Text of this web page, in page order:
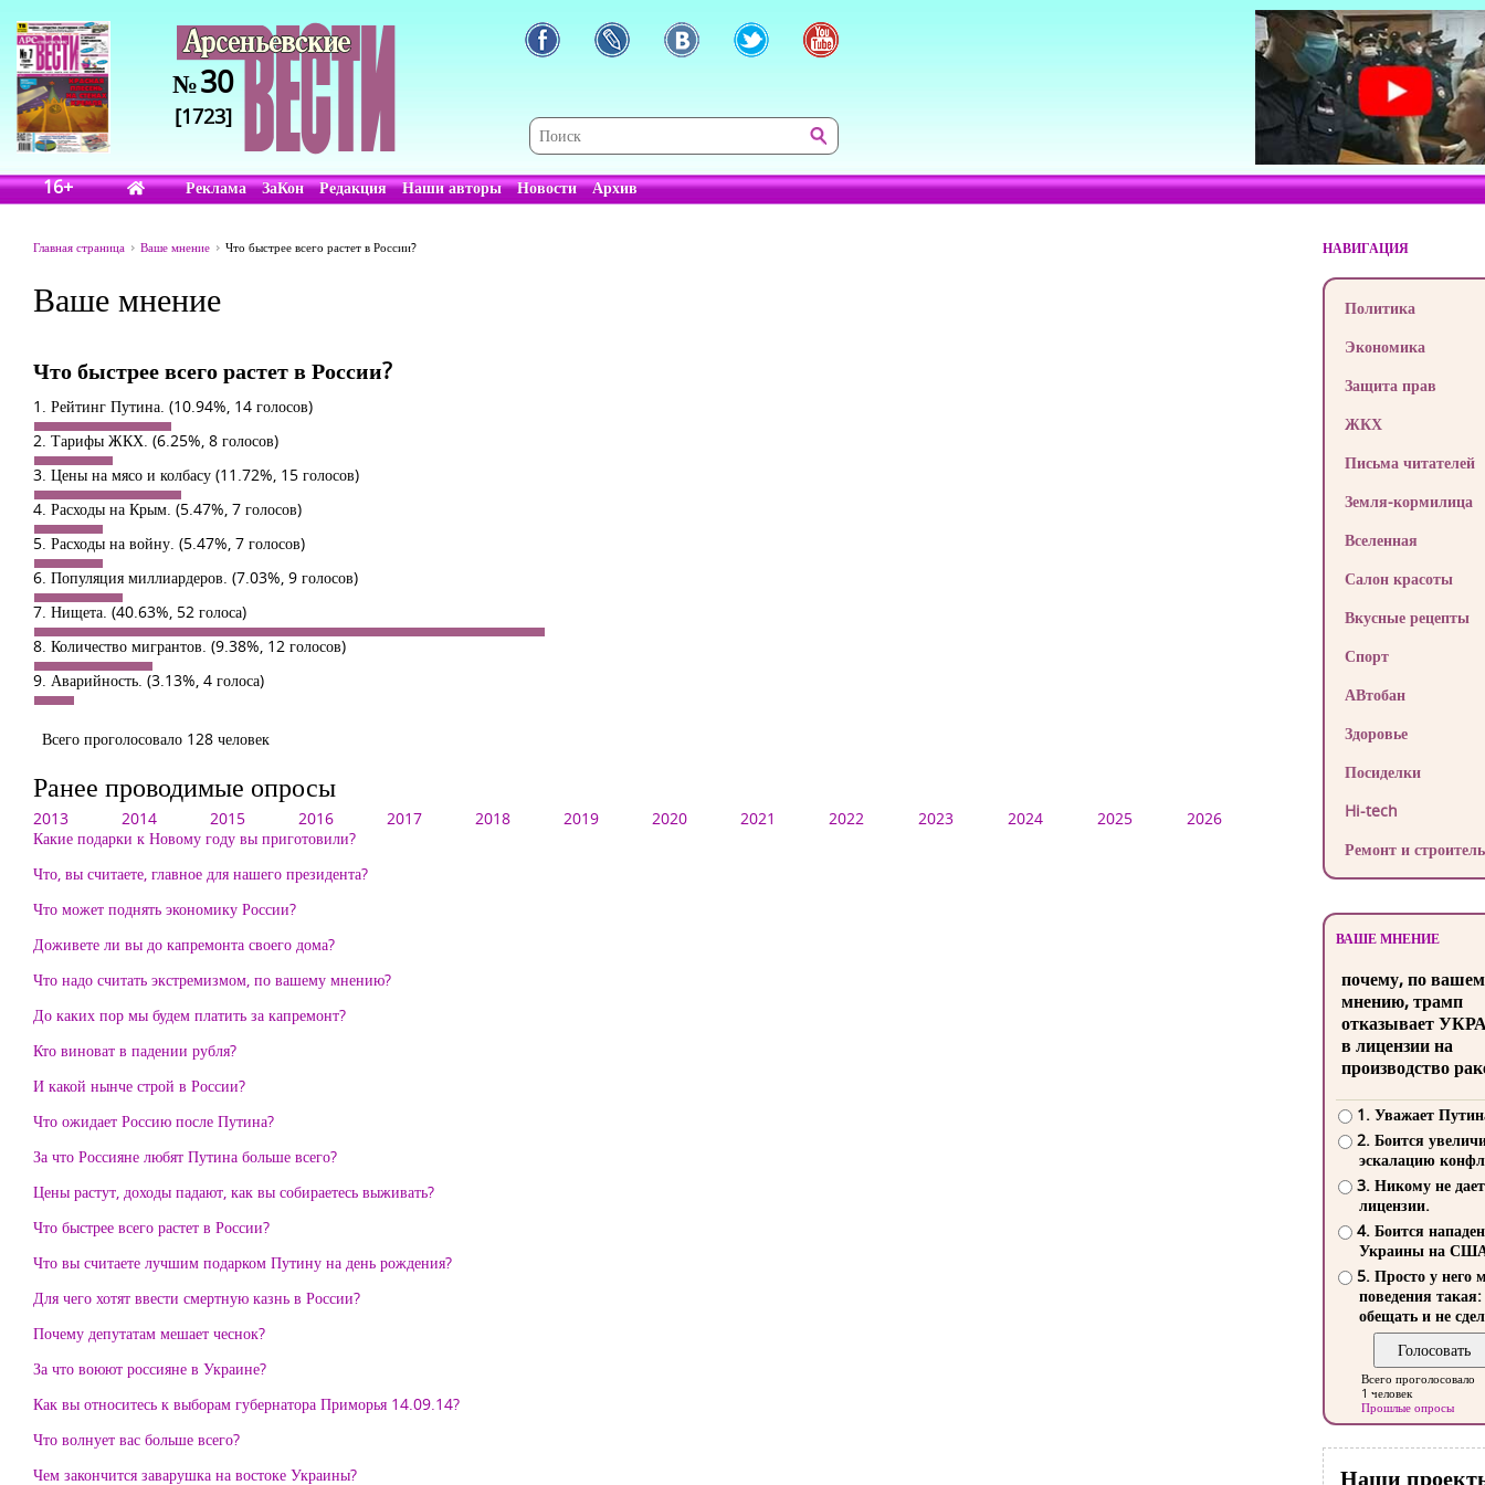
№30
[1723]
16+ Реклама ЗаКон Редакция Наши авторы Новости Архив
Главная страница Ваше мнение Что быстрее всего растет в России?
Ваше мнение
Что быстрее всего растет в России?
1. Рейтинг Путина. (10.94%, 14 голосов)
2. Тарифы ЖКХ. (6.25%, 8 голосов)
3. Цены на мясо и колбасу (11.72%, 15 голосов)
4. Расходы на Крым. (5.47%, 7 голосов)
5. Расходы на войну. (5.47%, 7 голосов)
6. Популяция миллиардеров. (7.03%, 9 голосов)
7. Нищета. (40.63%, 52 голоса)
8. Количество мигрантов. (9.38%, 12 голосов)
9. Аварийность. (3.13%, 4 голоса)
Всего проголосовало 128 человек
Ранее проводимые опросы
2013 2014 2015 2016 2017 2018 2019 2020 2021 2022 2023 2024 2025
2026
Какие подарки к Новому году вы приготовили?
Что, вы считаете, главное для нашего президента?
Что может поднять экономику России?
Доживете ли вы до капремонта своего дома?
Что надо считать экстремизмом, по вашему мнению?
До каких пор мы будем платить за капремонт?
Кто виноват в падении рубля?
И какой нынче строй в России?
Что ожидает Россию после Путина?
За что Россияне любят Путина больше всего?
Цены растут, доходы падают, как вы собираетесь выживать?
Что быстрее всего растет в России?
Что вы считаете лучшим подарком Путину на день рождения?
Для чего хотят ввести смертную казнь в России?
Почему депутатам мешает чеснок?
За что воюют россияне в Украине?
Как вы относитесь к выборам губернатора Приморья 14.09.14?
Что волнует вас больше всего?
Чем закончится заварушка на востоке Украины?
НАВИГАЦИЯ
Политика
Экономика
Защита прав
ЖКХ
Письма читателей
Земля-кормилица
Вселенная
Салон красоты
Вкусные рецепты
Спорт
АВтобан
Здоровье
Посиделки
Hi-tech
Ремонт и
ВАШЕ МНЕНИЕ
почему, по
мнению, трамп
отказывает
в лицензии на
производство
1. Уважает
2. Боится
эскалацию
3. Никому не
лицензии.
4. Боится
Украины на
5. Просто у него
поведения такая:
обещать и не
Всего проголосовало
1 человек
Прошлые опросы
Наши